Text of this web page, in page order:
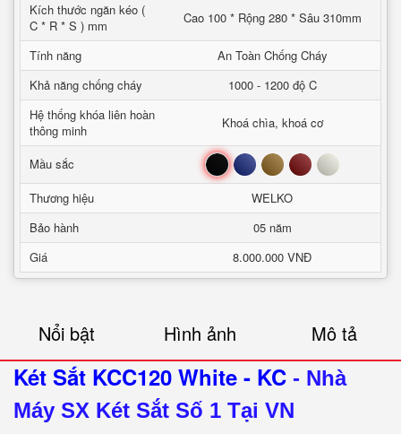
Kích thước ngăn kéo (
C * R * S ) mm
Cao 100 * Rộng 280 * Sâu 310mm
Tính năng
An Toàn Chống Cháy
Khả năng chống cháy
1000 - 1200 độ C
Hệ thống khóa liên hoàn
thông minh
Khoá chìa, khoá cơ
Mầu sắc Đen Xanh Nâu Đỏ Trắng
Thương hiệu
WELKO
Bảo hành
05 năm
Giá
8.000.000 VNĐ
Nổi bật Hình ảnh Mô tả
Két Sắt KCC120 White - KC - Nhà
Máy SX Két Sắt Số 1 Tại VN